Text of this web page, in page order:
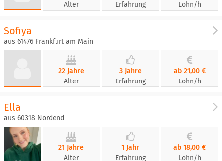
Alter
Erfahrung
Lohn/h
Sofiya
aus 61476 Frankfurt am Main
22 Jahre
Alter
3 Jahre
Erfahrung
ab 21,00 €
Lohn/h
Ella
aus 60318 Nordend
21 Jahre
Alter
1 Jahr
Erfahrung
ab 18,00 €
Lohn/h